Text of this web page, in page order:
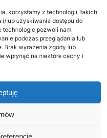
korzystamy z technologii, takich
lub uzyskiwania dostępu do
technologie pozwoli nam
podczas przeglądania lub
Brak wyrażenia zgody lub
wpłynąć na niektóre cechy i
i regulamin
cookie